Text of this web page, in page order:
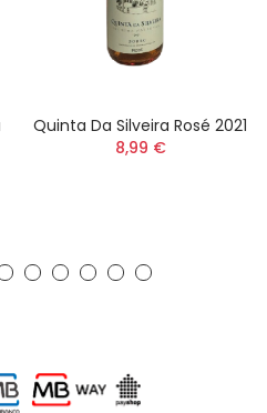
Quinta Da Silveira Rosé 2021
8,99 €